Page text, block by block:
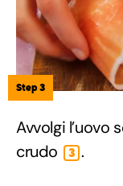
Step 3
Avvolgi
crudo
3 .